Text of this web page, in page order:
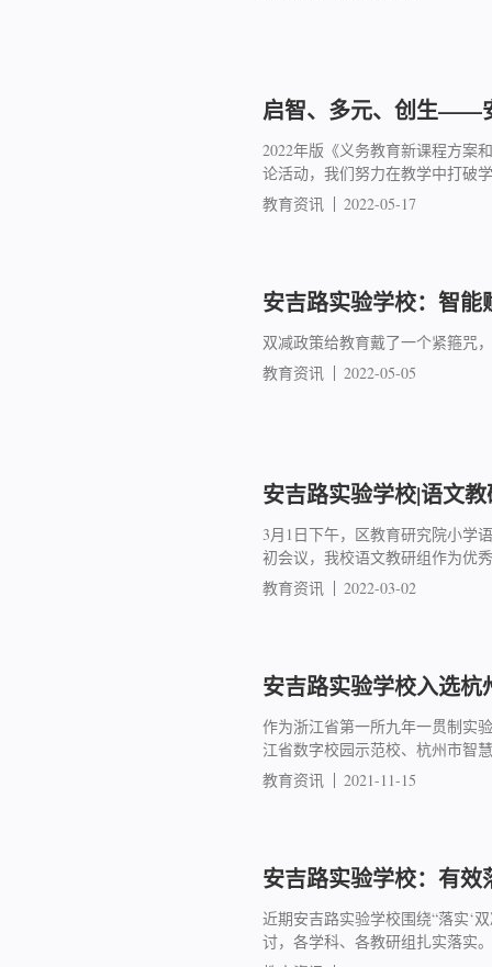
启智、多元、创生——
2022年版《义务教育新课程方案
论活动，我们努力在教学中打破
教育资讯
2022-05-17
安吉路实验学校：智
双减政策给教育戴了一个紧箍咒
教育资讯
2022-05-05
安吉路实验学校|语文
3月1日下午，区教育研究院小学
初会议，我校语文教研组作为优
教育资讯
2022-03-02
安吉路实验学校入选
作为浙江省第一所九年一贯制实
江省数字校园示范校、杭州市智
教育资讯
2021-11-15
安吉路实验学校：有
近期安吉路实验学校围绕“落实‘
讨，各学科、各教研组扎实落实